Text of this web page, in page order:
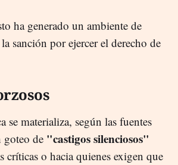
ha generado un ambiente de
sanción por ejercer el derecho de
se materializa, según las fuentes
goteo de "castigos silenciosos"
críticas o hacia quienes exigen que